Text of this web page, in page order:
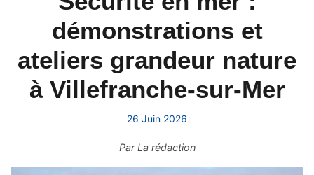
démonstrations et
ateliers grandeur nature
à Villefranche-sur-Mer
26 Juin 2026
ParLa rédaction